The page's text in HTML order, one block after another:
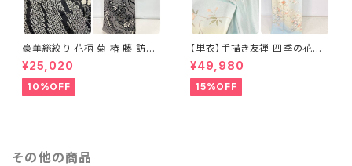
豪華総絞り 花柄 菊 椿 藤 訪問
着 鹿の子絞り ラメ 正絹 黒 白
グレー 1435
¥25,020
10%OFF
【単衣】手描き友禅 四季の花々
正絹 訪問着 水色 黄緑 白 パス
テルカラー 1431
¥49,980
15%OFF
その他の商品